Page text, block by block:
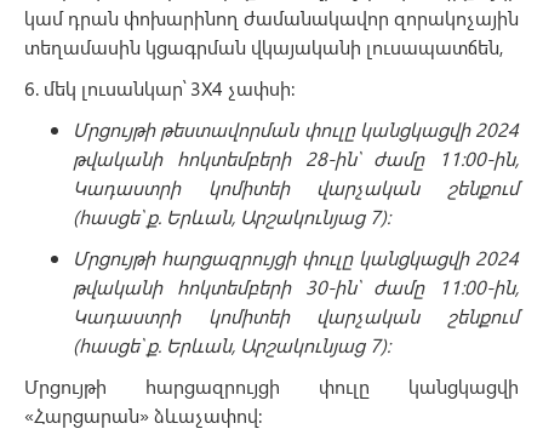
կամ դրան փոխարինող ժամանակավոր զորակոչային
տեղամասին կցագրման վկայականի լուսապատճեն,
6. մեկ լուսանկար՝ 3X4 չափսի:
Մրցույթի թեստավորման փուլը կանցկացվի 2024
թվականի հոկտեմբերի 28-ին՝ ժամը 11:00-ին,
Կադաստրի կոմիտեի վարչական շենքում
(հասցե՝ ք. Երևան, Արշակունյաց 7):
Մրցույթի հարցազրույցի փուլը կանցկացվի 2024
թվականի հոկտեմբերի 30-ին՝ ժամը 11:00-ին,
Կադաստրի կոմիտեի վարչական շենքում
(հասցե՝ ք. Երևան, Արշակունյաց 7):
Մրցույթի հարցազրույցի փուլը կանցկացվի
«Հարցարան» ձևաչափով: